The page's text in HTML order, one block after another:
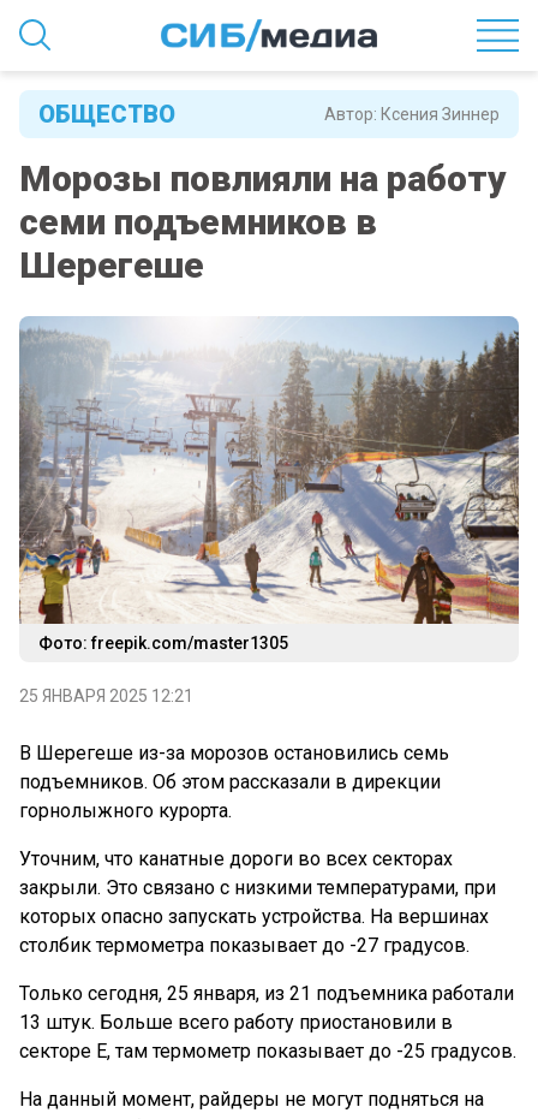
Автор: Ксения Зиннер
ОБЩЕСТВО
Морозы повлияли на работу
семи подъемников в
Шерегеше
Фото: freepik.com/master1305
25 ЯНВАРЯ 2025 12:21
В Шерегеше из-за морозов остановились семь
подъемников. Об этом рассказали в дирекции
горнолыжного курорта.
Уточним, что канатные дороги во всех секторах
закрыли. Это связано с низкими температурами, при
которых опасно запускать устройства. На вершинах
столбик термометра показывает до -27 градусов.
Только сегодня, 25 января, из 21 подъемника работали
13 штук. Больше всего работу приостановили в
секторе Е, там термометр показывает до -25 градусов.
На данный момент, райдеры не могут подняться на